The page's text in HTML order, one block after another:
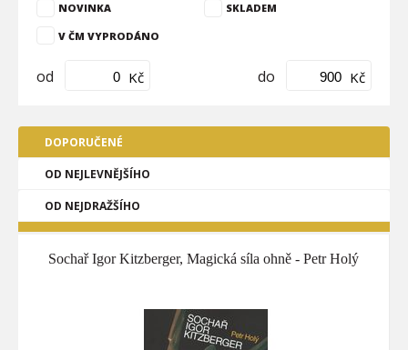
NOVINKA SKLADEM
V ČM VYPRODÁNO
od Kč do Kč
DOPORUČENÉ
OD NEJLEVNĚJŠÍHO
OD NEJDRAŽŠÍHO
Sochař Igor Kitzberger, Magická síla ohně - Petr Holý